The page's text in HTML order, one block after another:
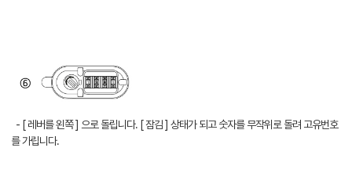
- [ 레버를 왼쪽 ] 으로 돌립니다. [ 잠김 ] 상태가 되고 숫자를 무작위로 돌려 고유번호
를 가립니다.